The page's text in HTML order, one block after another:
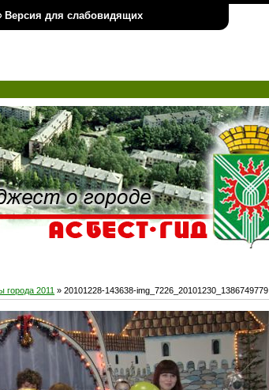
Версия для слабовидящих
города 2011 » 20101228-143638-img_7226_20101230_1386749779